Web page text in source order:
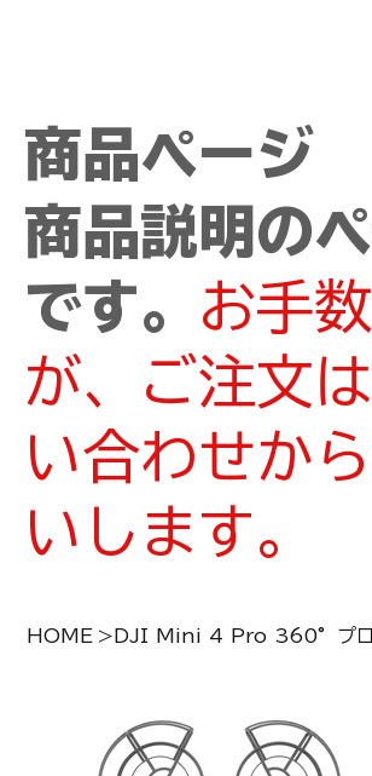
商品ページ
商品説明の
です。 お手
が、ご注文
い合わせか
いします。
HOME > DJI Mini 4 Pro 360°プロ